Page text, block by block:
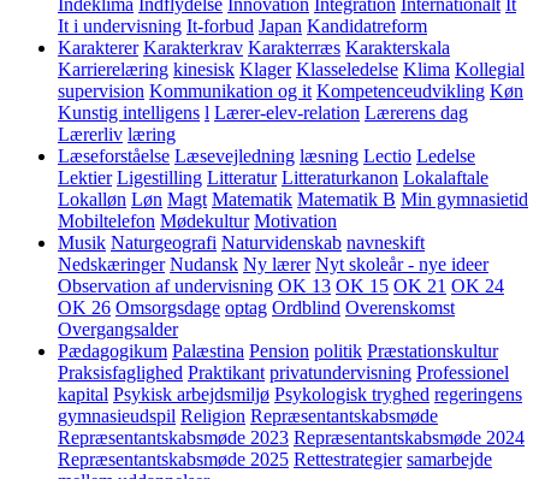
Indeklima Indflydelse Innovation Integration Internationalt It
It i undervisning It-forbud Japan Kandidatreform
Karakterer Karakterkrav Karakterræs Karakterskala
Karrierelæring kinesisk Klager Klasseledelse Klima Kollegial
supervision Kommunikation og it Kompetenceudvikling Køn
Kunstig intelligens l Lærer-elev-relation Lærerens dag
Lærerliv læring
Læseforståelse Læsevejledning læsning Lectio Ledelse
Lektier Ligestilling Litteratur Litteraturkanon Lokalaftale
Lokalløn Løn Magt Matematik Matematik B Min gymnasietid
Mobiltelefon Mødekultur Motivation
Musik Naturgeografi Naturvidenskab navneskift
Nedskæringer Nudansk Ny lærer Nyt skoleår - nye ideer
Observation af undervisning OK 13 OK 15 OK 21 OK 24
OK 26 Omsorgsdage optag Ordblind Overenskomst
Overgangsalder
Pædagogikum Palæstina Pension politik Præstationskultur
Praksisfaglighed Praktikant privatundervisning Professionel
kapital Psykisk arbejdsmiljø Psykologisk tryghed regeringens
gymnasieudspil Religion Repræsentantskabsmøde
Repræsentantskabsmøde 2023 Repræsentantskabsmøde 2024
Repræsentantskabsmøde 2025 Rettestrategier samarbejde